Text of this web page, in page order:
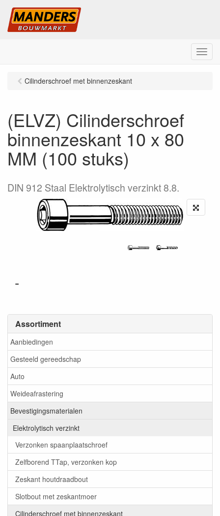
M
e
Assortiment
Aanbiedingen
Gesteeld gereedschap
Auto
Weideafrastering
Bevestigingsmaterialen
Elektrolytisch verzinkt
Verzonken spaanplaatschroef
Zelfborend TTap, verzonken kop
Zeskant houtdraadbout
Slotbout met zeskantmoer
Cilinderschroef met binnenzeskant
Cilinderschroef met binnenzeskant
(ELVZ) Cilinderschroef
binnenzeskant 10 x 80
MM (100 stuks)
DIN 912 Staal Elektrolytisch verzinkt 8.8.
-